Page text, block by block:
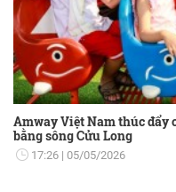
Amway Việt Nam thúc đẩy
bằng sông Cửu Long
17:26 05/05/2026